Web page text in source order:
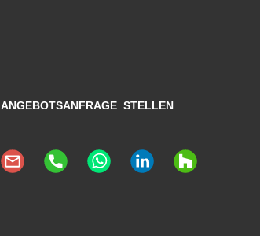
ANGEBOTSANFRAGE STELLEN